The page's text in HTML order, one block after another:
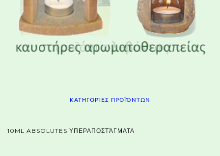
ΚΑΤΗΓΟΡΊΕΣ ΠΡΟΪΌΝΤΩΝ
10ML ABSOLUTES ΥΠΕΡΑΠΟΣΤΆΓΜΑΤΑ